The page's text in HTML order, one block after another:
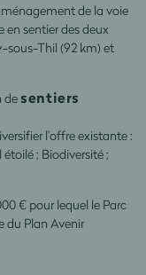
de la voie
sentier des deux
sous-Thil (92 km) et
desentiers
l’offre existante :
; Biodiversité ;
€ pour lequel le Parc
du Plan Avenir